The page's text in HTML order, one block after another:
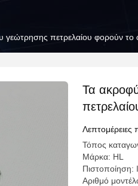
γεώτρησης πετρελαίου φορούν
Τα
Λεπτομέρειες
Τόπος
Μάρκα: HL
Αριθμό